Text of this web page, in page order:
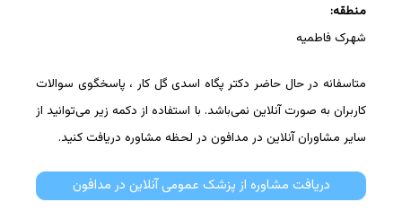
منطقه:
شهرک فاطمیه
متاسفانه در حال حاضر دکتر پگاه اسدی گل کار ، پاسخگوی سوالات
کاربران به صورت آنلاین نمی‌باشد. با استفاده از دکمه زیر می‌توانید از
سایر مشاوران آنلاین در مدافون در لحظه مشاوره دریافت کنید.
دریافت مشاوره از پزشک عمومی آنلاین در مدافون